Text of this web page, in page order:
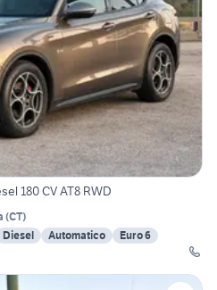
180 CV AT8 RWD
(CT)
Diesel Automatico
Euro 6